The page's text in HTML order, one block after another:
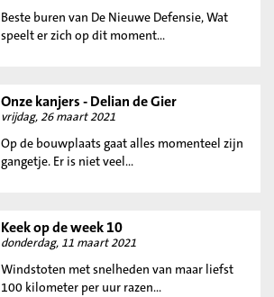
Beste buren van De Nieuwe Defensie, Wat
speelt er zich op dit moment...
Onze kanjers - Delian de Gier
vrijdag, 26 maart 2021
Op de bouwplaats gaat alles momenteel zijn
gangetje. Er is niet veel...
Keek op de week 10
donderdag, 11 maart 2021
Windstoten met snelheden van maar liefst
100 kilometer per uur razen...